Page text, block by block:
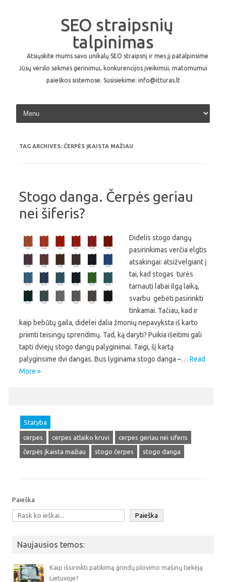
SEO straipsnių
talpinimas
Atsiųskite mums savo unikalų SEO straipsnį ir mes jį patalpinsime
Jūsų verslo sėkmės gerinimui, konkurencijos įveikimui, matomumui
paieškos sistemose. Susisiekime: info@itturas.lt
Skip to content
TAG ARCHIVES: ČERPĖS ĮKAISTA MAŽIAU
Stogo danga. Čerpės geriau
nei šiferis?
Didelis stogo dangų
pasirinkimas verčia elgtis
atsakingai: atsižvelgiant į
tai, kad stogas turės
tarnauti labai ilgą laiką,
svarbu gebėti pasirinkti
tinkamai. Tačiau, kad ir
kaip bebūtų gaila, didelei dalia žmonių nepavyksta iš karto
priimti teisingų sprendimų. Tad, ką daryti? Puikia išeitimi gali
tapti dviejų stogo dangų palyginimai. Taigi, šį kartą
palyginsime dvi dangas. Bus lyginama stogo danga –… Read
More »
Statyba
cerpes cerpes atlaiko kruvi
cerpes geriau nei siferis
čerpės įkaista mažiau
stogo čerpes stogo danga
Paieška
Paieška
Naujausios temos:
Kaip išsirinkti patikimą grindų plovimo mašinų tiekėją
Lietuvoje?